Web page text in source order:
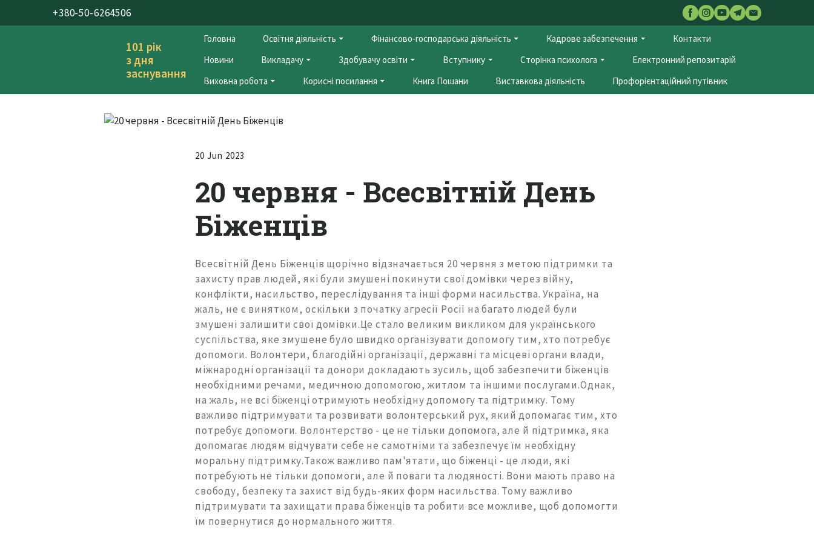
+380-50-6264506
101 рік
з дня
заснування
Головна Освітня діяльність Фінансово-господарська діяльність Кадрове забезпечення
Контакти
Новини
Викладачу Здобувачу освіти Вступнику Сторінка психолога
Електронний репозитарій
Виховна робота
Корисні посилання Книга Пошани Виставкова діяльність Профорієнтаційний путівник
20 Jun 2023
20 червня - Всесвітній День
Біженців
Всесвітній День Біженців щорічно відзначається 20 червня з метою підтримки та
захисту прав людей, які були змушені покинути свої домівки через війну,
конфлікти, насильство, переслідування та інші форми насильства. Україна, на
жаль, не є винятком, оскільки з початку агресії Росії на багато людей були
змушені залишити свої домівки.Це стало великим викликом для українського
суспільства, яке змушене було швидко організувати допомогу тим, хто потребує
допомоги. Волонтери, благодійні організації, державні та місцеві органи влади,
міжнародні організації та донори докладають зусиль, щоб забезпечити біженців
необхідними речами, медичною допомогою, житлом та іншими послугами.Однак,
на жаль, не всі біженці отримують необхідну допомогу та підтримку. Тому
важливо підтримувати та розвивати волонтерський рух, який допомагає тим, хто
потребує допомоги. Волонтерство - це не тільки допомога, але й підтримка, яка
допомагає людям відчувати себе не самотніми та забезпечує їм необхідну
моральну підтримку.Також важливо пам'ятати, що біженці - це люди, які
потребують не тільки допомоги, але й поваги та людяності. Вони мають право на
свободу, безпеку та захист від будь-яких форм насильства. Тому важливо
підтримувати та захищати права біженців та робити все можливе, щоб допомогти
їм повернутися до нормального життя.